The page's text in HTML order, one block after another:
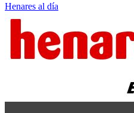
Henares al día